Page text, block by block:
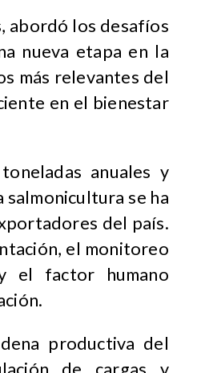
abordó los desafíos
nueva etapa en la
más relevantes del
en el bienestar
anuales y
se ha
del país.
el monitoreo
el factor humano
productiva del